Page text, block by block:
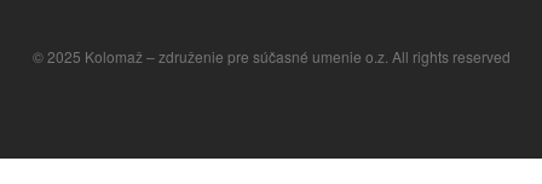
© 2025 Kolomaž – združenie pre súčasné umenie o.z. All rights reserved